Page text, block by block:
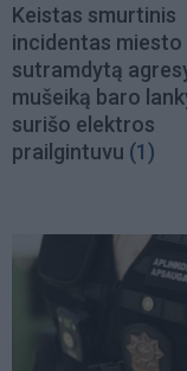
Keistas smurtinis
incidentas
sutramdytą
mušeiką baro
surišo elektros
prailgintuvu (1)